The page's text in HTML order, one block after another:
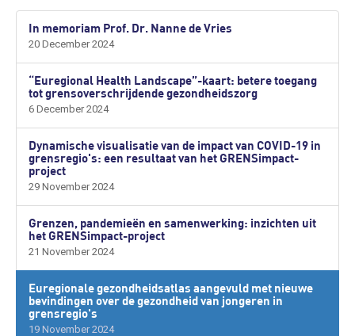
In memoriam Prof. Dr. Nanne de Vries
20 December 2024
“Euregional Health Landscape”-kaart: betere toegang
tot grensoverschrijdende gezondheidszorg
6 December 2024
Dynamische visualisatie van de impact van COVID-19 in
grensregio's: een resultaat van het GRENSimpact-
project
29 November 2024
Grenzen, pandemieën en samenwerking: inzichten uit
het GRENSimpact-project
21 November 2024
Euregionale gezondheidsatlas aangevuld met nieuwe
bevindingen over de gezondheid van jongeren in
grensregio's
19 November 2024